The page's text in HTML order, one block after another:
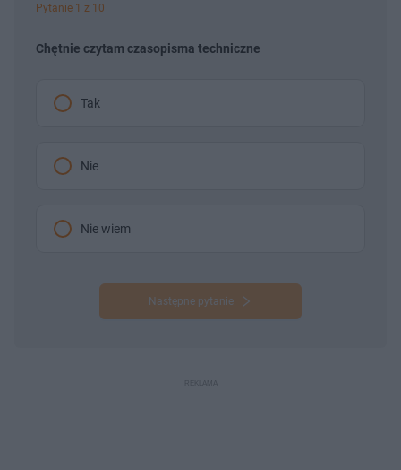
Pytanie 1 z 10
Chętnie czytam czasopisma techniczne
Tak
Nie
Nie wiem
Następne pytanie